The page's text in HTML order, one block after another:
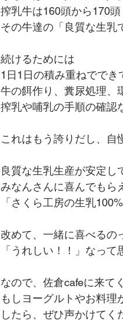
搾乳牛は160頭から170頭
その牛達の「良質な生乳
続けるためには
1日1日の積み重ねでで
牛の餌作り、糞尿処理、
搾乳や哺乳の手順の確認
これはもう誇りだし、自
良質な生乳生産が安定し
みなんさんに喜んでもら
「さくら工房の生乳
改めて、一緒に喜べるの
「うれしい！！」なって
なので、佐倉cafeに来て
もしヨーグルトやお料理
したら、ぜひ声かけてく